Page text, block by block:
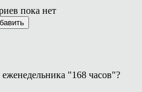
пока нет
"168 часов"?